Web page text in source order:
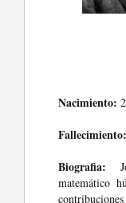
Nacimiento:
Fallecimiento:
Biografia:
matemático